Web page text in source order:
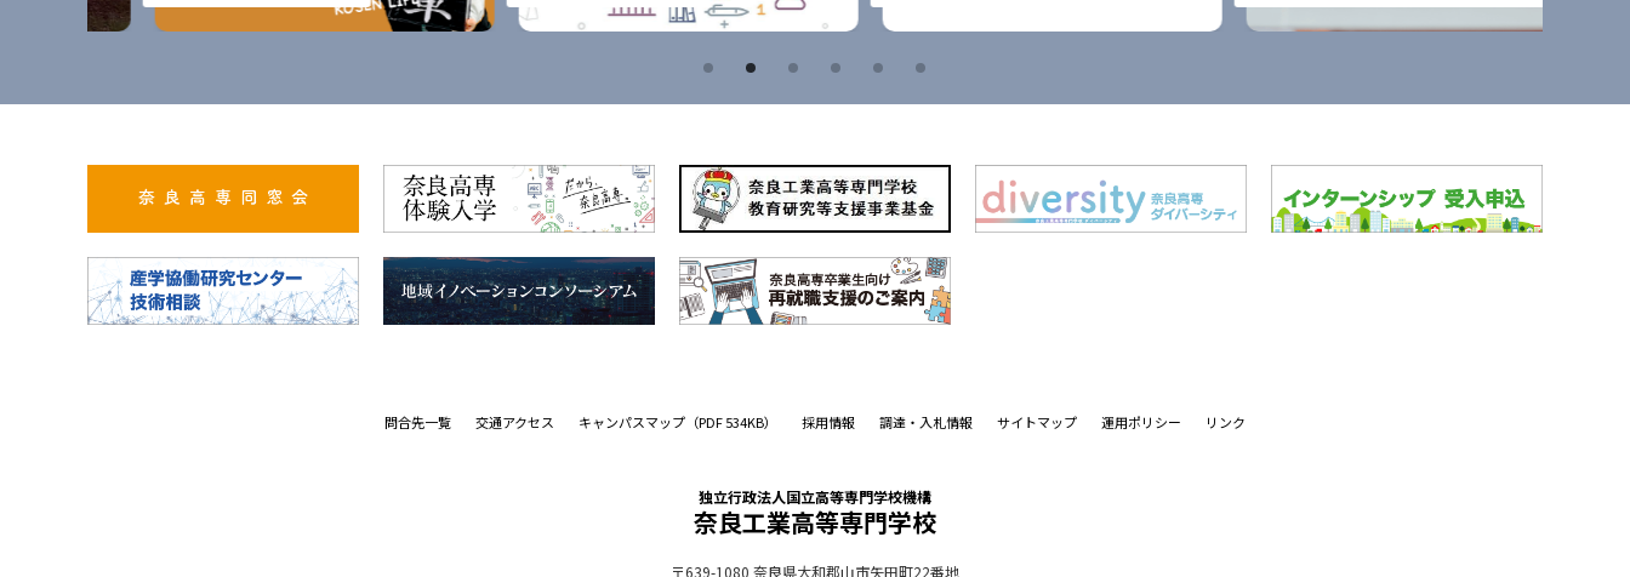
問合先一覧 交通アクセス キャンパスマップ （PDF 534KB） 採用情報 調達・入札情報 サイトマップ 運用ポリシー リンク
独立行政法人国立高等専門学校機構
奈良工業高等専門学校
〒639-1080 奈良県大和郡山市矢田町22番地